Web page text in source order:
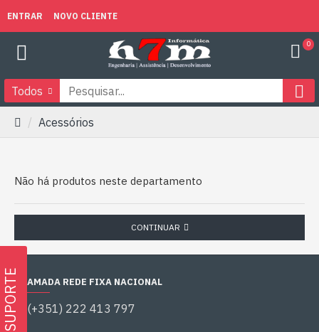
SUPORTE
ENTRAR NOVO CLIENTE
0
Todos
Acessórios
Não há produtos neste departamento
CONTINUAR
CHAMADA REDE FIXA NACIONAL
(+351) 222 413 797